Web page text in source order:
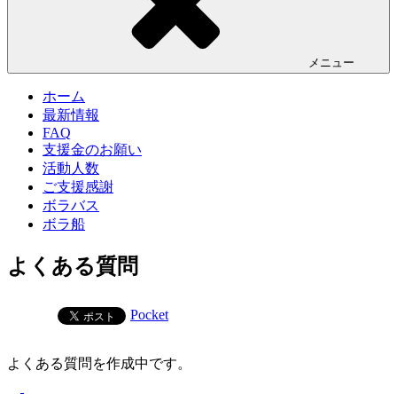
メニュー
ホーム
最新情報
FAQ
支援金のお願い
活動人数
ご支援感謝
ボラバス
ボラ船
よくある質問
Pocket
よくある質問を作成中です。